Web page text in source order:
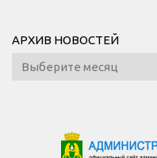
АРХИВ НОВОСТЕЙ
Архив
новостей